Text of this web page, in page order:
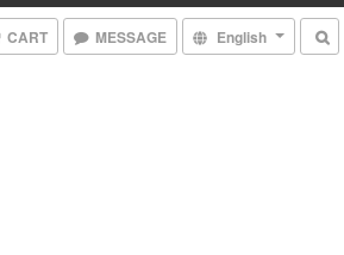
CART MESSAGE English